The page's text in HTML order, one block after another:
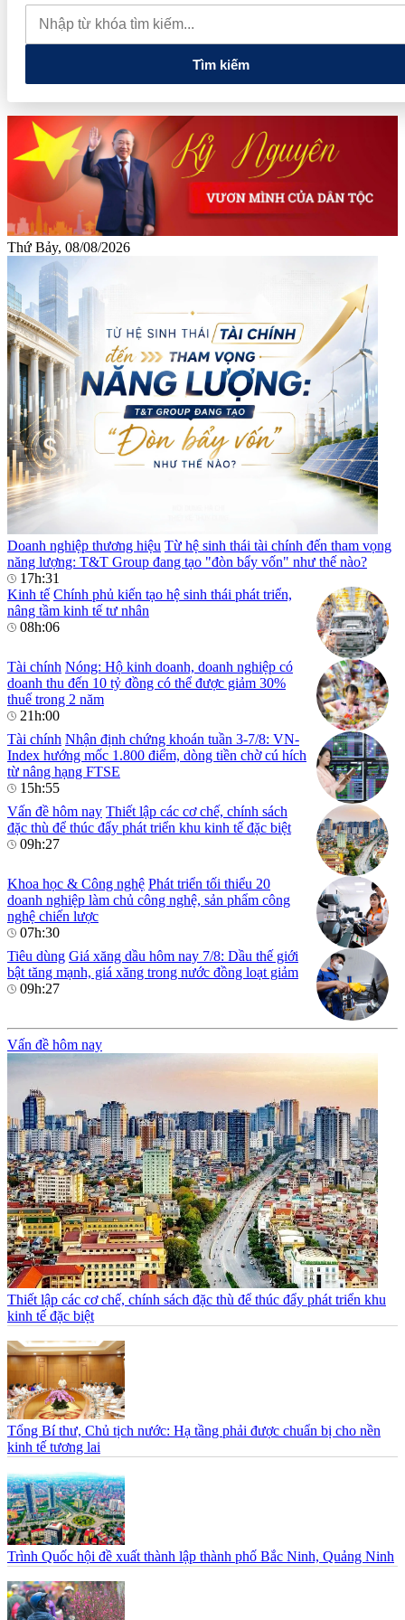
đồng/kg
Giá cà phê hôm nay 8/8: Thị trường lao dốc mất mốc
100.000 đồng/kg
Tìm kiếm
Thứ Bảy, 08/08/2026
Doanh nghiệp thương hiệu Từ hệ sinh thái tài chính đến tham vọng
năng lượng: T&T Group đang tạo "đòn bẩy vốn" như thế nào?
17h:31
Kinh tế Chính phủ kiến tạo hệ sinh thái phát triển,
nâng tầm kinh tế tư nhân
08h:06
Tài chính Nóng: Hộ kinh doanh, doanh nghiệp có
doanh thu đến 10 tỷ đồng có thể được giảm 30%
thuế trong 2 năm
21h:00
Tài chính Nhận định chứng khoán tuần 3-7/8: VN-
Index hướng mốc 1.800 điểm, dòng tiền chờ cú hích
từ nâng hạng FTSE
15h:55
Vấn đề hôm nay Thiết lập các cơ chế, chính sách
đặc thù để thúc đẩy phát triển khu kinh tế đặc biệt
09h:27
Khoa học & Công nghệ Phát triển tối thiểu 20
doanh nghiệp làm chủ công nghệ, sản phẩm công
nghệ chiến lược
07h:30
Tiêu dùng Giá xăng dầu hôm nay 7/8: Dầu thế giới
bật tăng mạnh, giá xăng trong nước đồng loạt giảm
09h:27
Vấn đề hôm nay
Thiết lập các cơ chế, chính sách đặc thù để thúc đẩy phát triển khu
kinh tế đặc biệt
Tổng Bí thư, Chủ tịch nước: Hạ tầng phải được chuẩn bị cho nền
kinh tế tương lai
Trình Quốc hội đề xuất thành lập thành phố Bắc Ninh, Quảng Ninh